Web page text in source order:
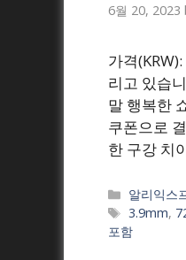
6월 20, 2023
가격
리고 있습
말 행복한
쿠폰으로
한 구강 치
알리익스
Tags
3.9mm,
포함